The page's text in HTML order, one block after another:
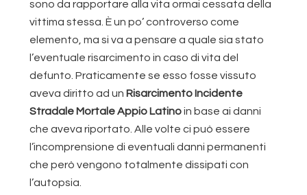
sono da rapportare alla vita ormai cessata della
vittima stessa. È un po’ controverso come
elemento, ma si va a pensare a quale sia stato
l’eventuale risarcimento in caso di vita del
defunto. Praticamente se esso fosse vissuto
aveva diritto ad un Risarcimento Incidente
Stradale Mortale Appio Latinoin base ai danni
che aveva riportato. Alle volte ci può essere
l’incomprensione di eventuali danni permanenti
che però vengono totalmente dissipati con
l’autopsia.